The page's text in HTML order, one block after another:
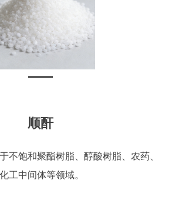
顺酐
不饱和聚酯树脂、醇酸树脂、农药、
工中间体等领域。